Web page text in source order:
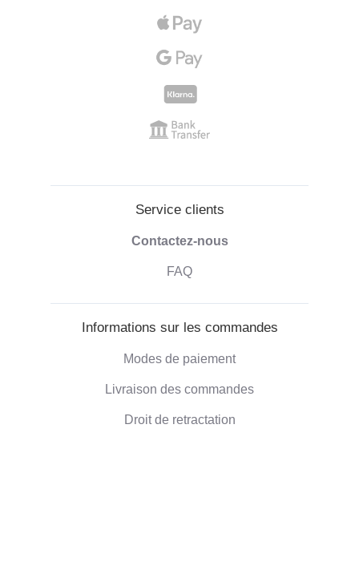
Service clients
Contactez-nous
FAQ
Informations sur les commandes
Modes de paiement
Livraison des commandes
Droit de retractation